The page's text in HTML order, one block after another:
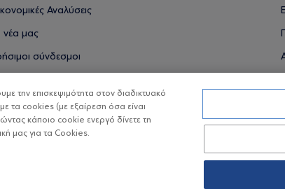
Αναλύσεις
νέα μας
σύνδεσμοι
ΟΙ ΟΣΕΚΑ ΔΕΝ ΕΧΟΥΝ ΕΓΓΥΗΜΕΝΗ ΑΠΟΔΟΣΗ ΚΑΙ ΟΙ
την επισκεψιμότητα στον διαδικτυακό
με τα cookies (με εξαίρεση όσα είναι
κάποιο cookie ενεργό δίνετε τη
μας για τα Cookies.